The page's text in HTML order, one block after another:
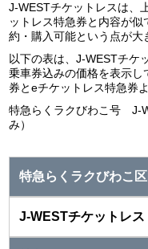
J-WESTチケットレスは、
ットレス特急券と内容が
約・購入可能という点が大
以下の表は、J-WESTチケ
乗車券込みの価格を表示
券とeチケットレス特急券
特急らくラクびわこ号 J-
み）